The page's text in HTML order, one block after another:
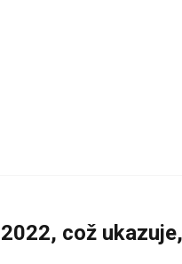
což